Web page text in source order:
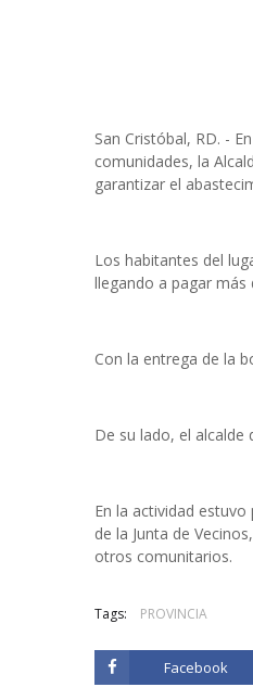
San Cristóbal, RD. -
comunidades, la
garantizar el
Los habitantes del
llegando a pagar más
Con la entrega de la
De su lado, el alcalde
En la actividad estuvo
de la Junta de
otros comunitarios.
Tags: PROVINCIA
Facebook